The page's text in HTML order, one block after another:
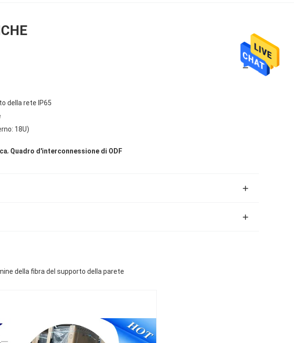
della rete IP65
18U)
, Quadro d'interconnessione di ODF
della fibra del supporto della parete